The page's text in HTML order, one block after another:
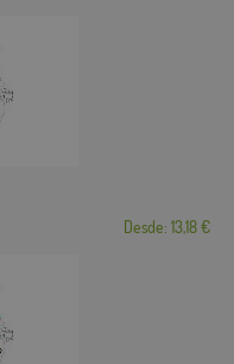
Desde: 13,18 €